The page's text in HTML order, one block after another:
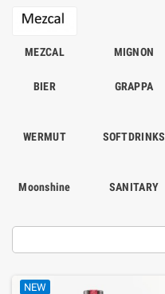
MEZCAL MIGNON
BIER GRAPPA
WERMUT SOFTDRINKS
Moonshine SANITARY
NEW